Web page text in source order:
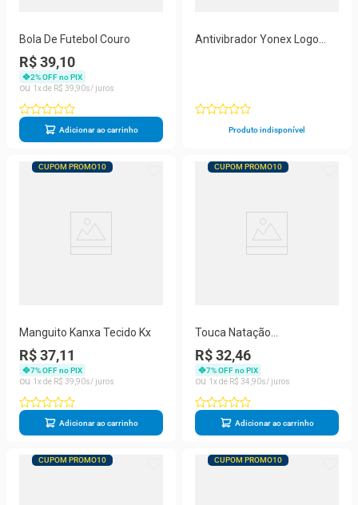
Bola De Futebol Couro
R$ 39,10
2% OFF no PIX
1
R$ 39 90
Adicionar ao carrinho
Antivibrador Yonex Logo
Produto indisponível
CUPOM PROMO10
Manguito Kanxa Tecido Kx
R$ 37,11
7% OFF no PIX
1
R$ 39 90
Adicionar ao carrinho
CUPOM PROMO10
Touca Natação
Hammerhead Silicone Lisa -
Royal
R$ 32,46
7% OFF no PIX
1
R$ 34 90
Adicionar ao carrinho
CUPOM PROMO10 CUPOM PROMO10